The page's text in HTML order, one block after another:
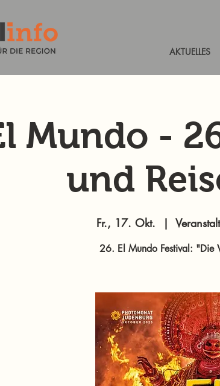
AKTUELLES
Mundo -
und
Fr., 17. Okt.
  |
26. El Mundo Festival: "Die